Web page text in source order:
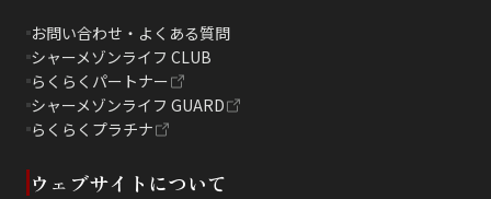
お問い合わせ・よくある質問
シャーメゾンライフ CLUB
らくらくパートナー
シャーメゾンライフ GUARD
らくらくプラチナ
ウェブサイトについて